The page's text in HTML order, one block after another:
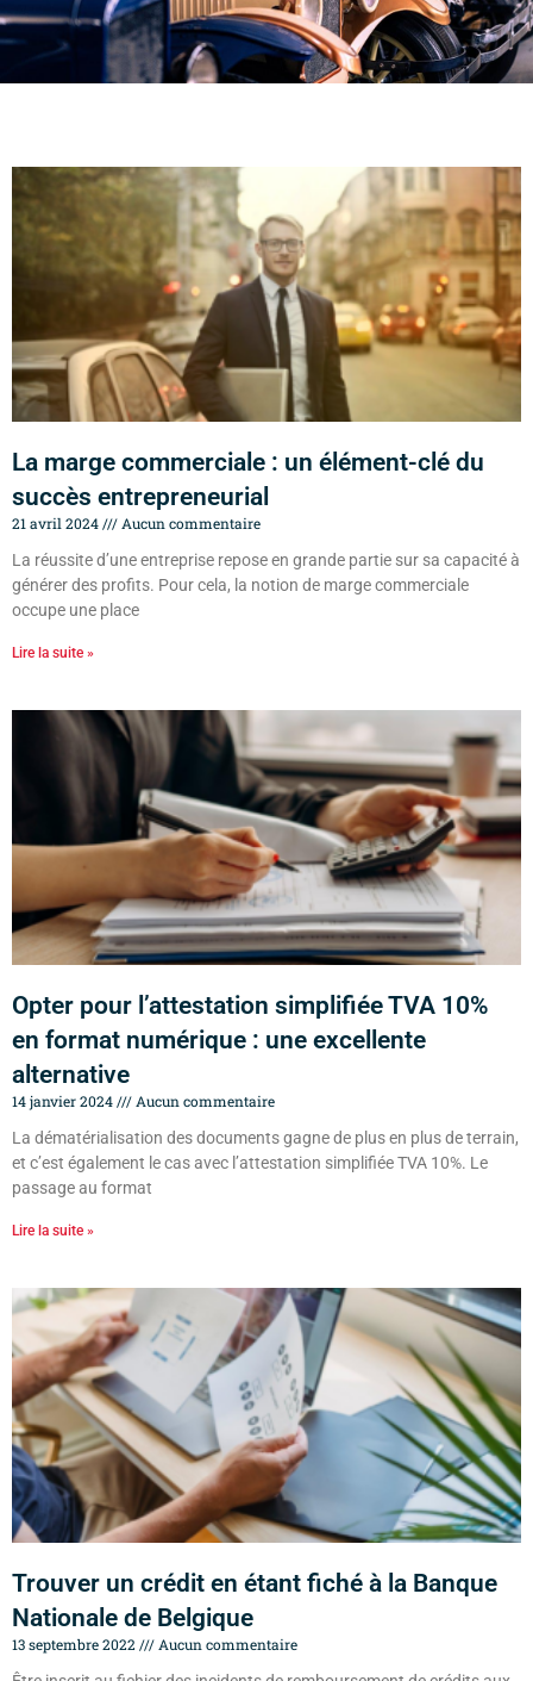
La marge commerciale : un élément-clé du
succès entrepreneurial
21 avril 2024
Aucun commentaire
La réussite d’une entreprise repose en grande partie sur sa capacité à
générer des profits. Pour cela, la notion de marge commerciale
occupe une place
Lire la suite »
Opter pour l’attestation simplifiée TVA 10%
en format numérique : une excellente
alternative
14 janvier 2024
Aucun commentaire
La dématérialisation des documents gagne de plus en plus de terrain,
et c’est également le cas avec l’attestation simplifiée TVA 10%. Le
passage au format
Lire la suite »
Trouver un crédit en étant fiché à la Banque
Nationale de Belgique
13 septembre 2022
Aucun commentaire